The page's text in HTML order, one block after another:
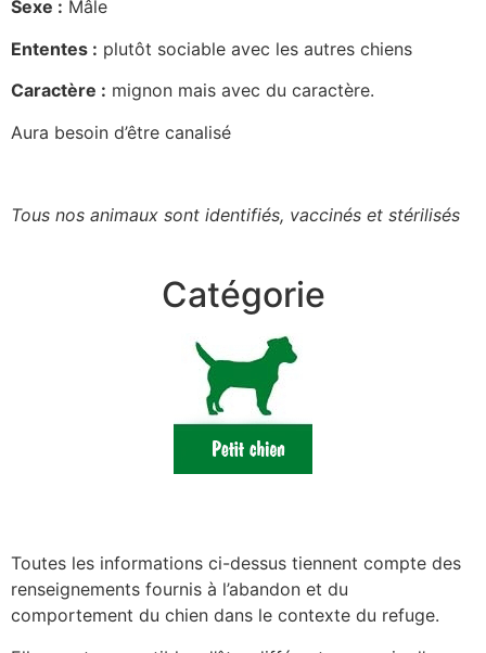
Sexe : Mâle
Ententes : plutôt sociable avec les autres chiens
Caractère : mignon mais avec du caractère.
Aura besoin d’être canalisé
Tous nos animaux sont identifiés, vaccinés et stérilisés
Catégorie
Toutes les informations ci-dessus tiennent compte des
renseignements fournis à l’abandon et du
comportement du chien dans le contexte du refuge.